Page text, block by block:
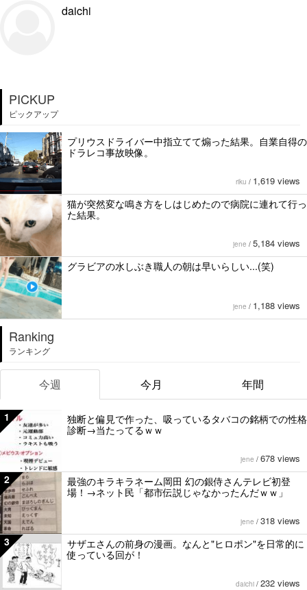
daichi
PICKUP
ピックアップ
プリウスドライバー中指立てて煽った結果。自業自得の
ドラレコ事故映像。
riku / 1,619 views
猫が突然変な鳴き方をしはじめたので病院に連れて行っ
た結果。
jene / 5,184 views
グラビアの水しぶき職人の朝は早いらしい...(笑)
jene / 1,188 views
Ranking
ランキング
今週 今月 年間
1
独断と偏見で作った、吸っているタバコの銘柄での性格
診断→当たってるｗｗ
jene / 678 views
2
最強のキラキラネーム岡田 幻の銀侍さんテレビ初登
場！→ネット民「都市伝説じゃなかったんだｗｗ」
jene / 318 views
3
サザエさんの前身の漫画。なんと"ヒロポン"を日常的に
使っている回が！
daichi / 232 views